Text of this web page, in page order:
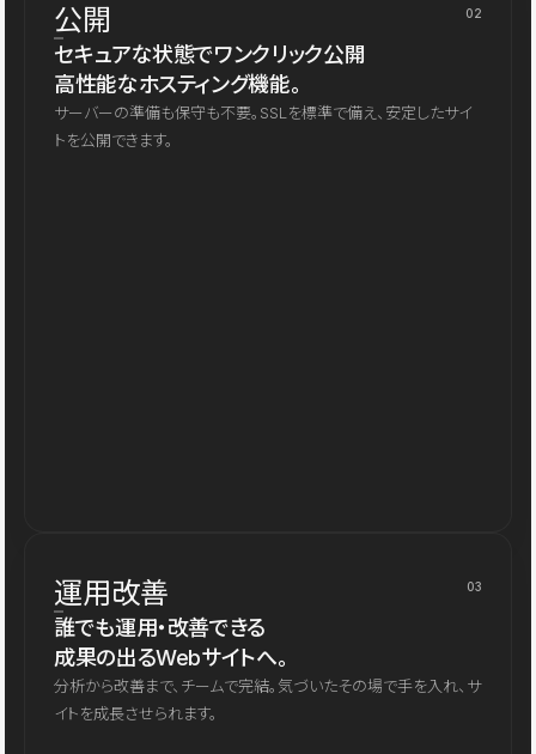
公開 02
セキュアな状態でワンクリック公開
高性能なホスティング機能。
サーバーの準備も保守も不要。SSLを標準で備え、安定したサイ
トを公開できます。
運用改善 03
誰でも運用・改善できる
成果の出るWebサイトへ。
分析から改善まで、チームで完結。気づいたその場で手を入れ、サ
イトを成長させられます。